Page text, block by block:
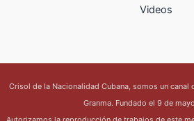
Videos
Crisol de la Nacionalidad Cubana, somos un canal
Granma. Fundado el 9 de